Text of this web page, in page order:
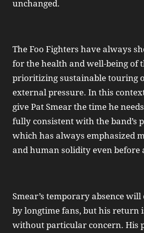
unchanged.
The Foo Fighters have always
for the health and well‑being of
prioritizing sustainable touring
external pressure. In this
give Pat Smear the time he
fully consistent with the band’s
which has always emphasized
and human solidity even before
Smear’s temporary absence
by longtime fans, but his return
without particular concern. His